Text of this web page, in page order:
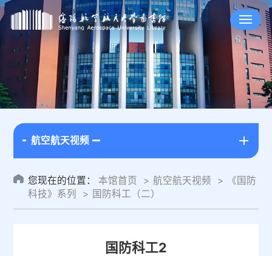
航空航天视频
您现在的位置： 本馆首页 航空航天视频
《国防
科技》系列
国防科工（二）
国防科工2